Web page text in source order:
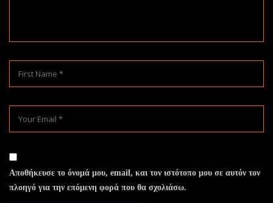
Αποθήκευσε το όνομά μου, email, και τον ιστότοπο μου σε αυτόν τον
πλοηγό για την επόμενη φορά που θα σχολιάσω.